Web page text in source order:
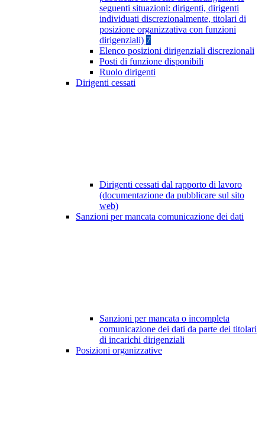
seguenti situazioni: dirigenti, dirigenti
individuati discrezionalmente, titolari di
posizione organizzativa con funzioni
dirigenziali) 7
Elenco posizioni dirigenziali discrezionali
Posti di funzione disponibili
Ruolo dirigenti
Dirigenti cessati
Dirigenti cessati dal rapporto di lavoro
(documentazione da pubblicare sul sito
web)
Sanzioni per mancata comunicazione dei dati
Sanzioni per mancata o incompleta
comunicazione dei dati da parte dei titolari
di incarichi dirigenziali
Posizioni organizzative